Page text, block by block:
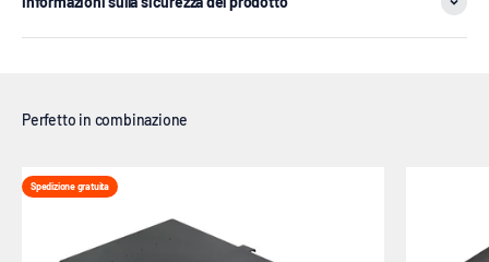
Spedizione gratuita